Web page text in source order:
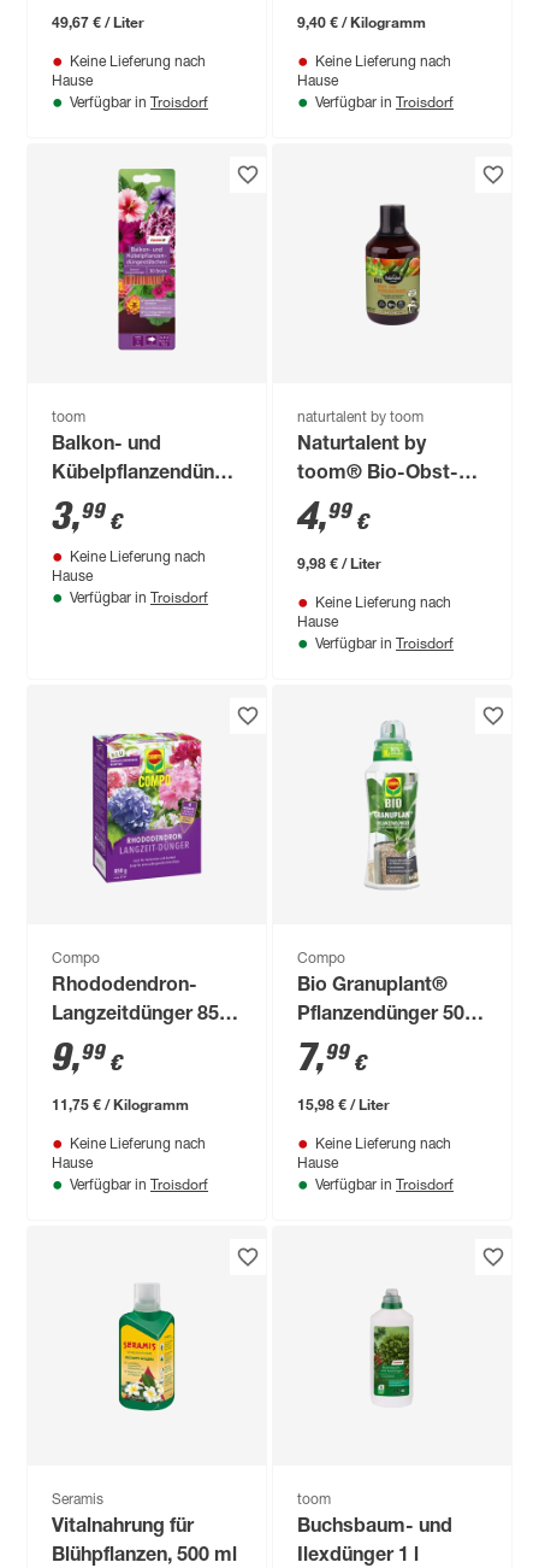
49,67 € / Liter
Keine Lieferung nach
Hause
Verfügbar in Troisdorf
9,40 € / Kilogramm
Keine Lieferung nach
Hause
Verfügbar in Troisdorf
toom
Balkon- und
Kübelpflanzendüngestäbchen
30 Stück
3,99 €
Keine Lieferung nach
Hause
Verfügbar in Troisdorf
naturtalent by toom
Naturtalent by
toom® Bio-Obst-
und Gemüsedünger
500 ml
4,99 €
9,98 € / Liter
Keine Lieferung nach
Hause
Verfügbar in Troisdorf
Compo
Rhododendron-
Langzeitdünger 850
g
9,99 €
11,75 € / Kilogramm
Keine Lieferung nach
Hause
Verfügbar in Troisdorf
Compo
Bio Granuplant®
Pflanzendünger 500
ml
7,99 €
15,98 € / Liter
Keine Lieferung nach
Hause
Verfügbar in Troisdorf
Seramis
Vitalnahrung für
Blühpflanzen, 500 ml
toom
Buchsbaum- und
Ilexdünger 1 l